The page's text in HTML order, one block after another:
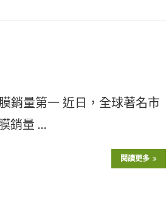
銷量第一 近日，全球著名市
銷量 …
閱讀更多